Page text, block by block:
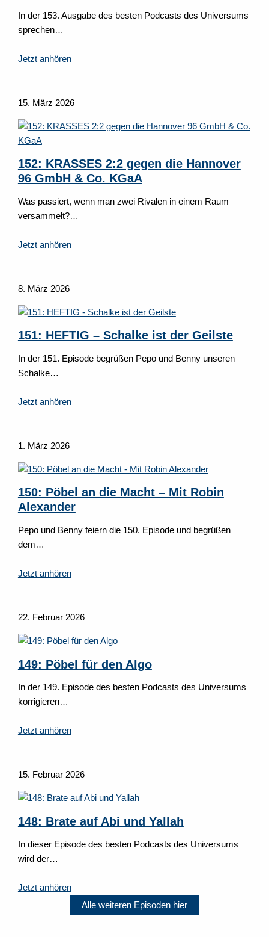
In der 153. Ausgabe des besten Podcasts des Universums
sprechen…
Jetzt anhören
15. März 2026
152: KRASSES 2:2 gegen die Hannover
96 GmbH & Co. KGaA
Was passiert, wenn man zwei Rivalen in einem Raum
versammelt?…
Jetzt anhören
8. März 2026
151: HEFTIG – Schalke ist der Geilste
In der 151. Episode begrüßen Pepo und Benny unseren
Schalke…
Jetzt anhören
1. März 2026
150: Pöbel an die Macht – Mit Robin
Alexander
Pepo und Benny feiern die 150. Episode und begrüßen
dem…
Jetzt anhören
22. Februar 2026
149: Pöbel für den Algo
In der 149. Episode des besten Podcasts des Universums
korrigieren…
Jetzt anhören
15. Februar 2026
148: Brate auf Abi und Yallah
In dieser Episode des besten Podcasts des Universums
wird der…
Jetzt anhören
Alle weiteren Episoden hier